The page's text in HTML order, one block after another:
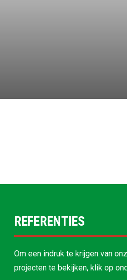
REFERENTIES
Om een indruk te krijgen van
projecten te bekijken, klik op